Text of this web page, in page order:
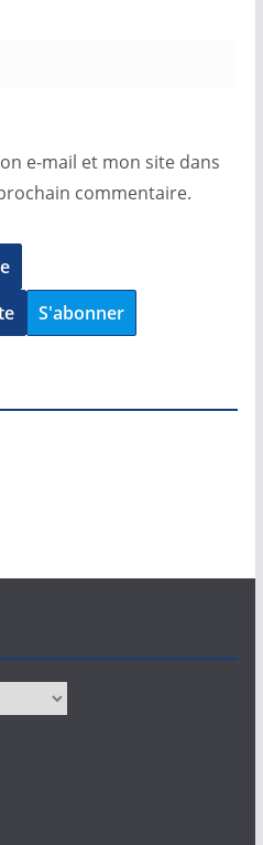
e-mail et mon site dans
commentaire.
S'abonner